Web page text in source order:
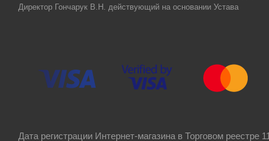
Директор Гончарук В.Н. действующий на основании Устава
Дата регистрации Интернет-магазина в Торговом реестре